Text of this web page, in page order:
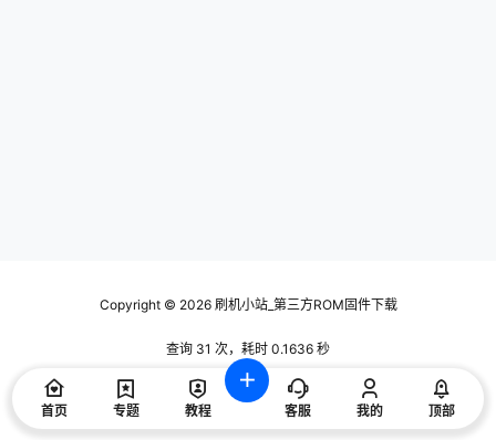
Copyright © 2026刷机小站_第三方ROM固件下载
查询 31 次，耗时 0.1636 秒
首页 专题 教程 客服 我的 顶部